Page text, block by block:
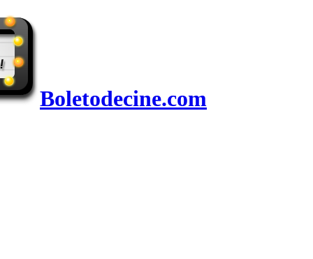
Boletodecine.com